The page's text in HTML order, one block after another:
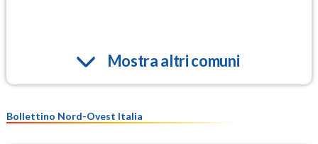
Mostra altri comuni
Bollettino Nord-Ovest Italia